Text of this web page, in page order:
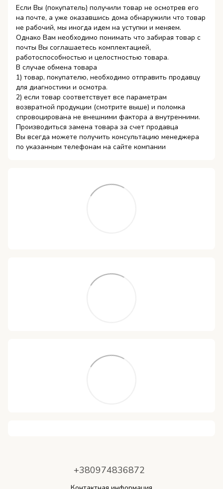
Если Вы (покупатель) получили товар не осмотрев его
на почте, а уже оказавшись дома обнаружили что товар
не рабочий, мы иногда идем на уступки и меняем.
Однако Вам необходимо понимать что забирая товар с
почты Вы соглашаетесь комплектацией,
работоспособностью и целостностью товара.
В случае обмена товара
1) товар, покупателю, необходимо отправить продавцу
для диагностики и осмотра.
2) если товар соответствует все параметрам
возвратной продукции (смотрите выше) и поломка
спровоцирована не внешними фактора а внутренними.
Производиться замена товара за счет продавца
Вы всегда можете получить консультацию менеджера
по указанным телефонам на сайте компании
+380974836872